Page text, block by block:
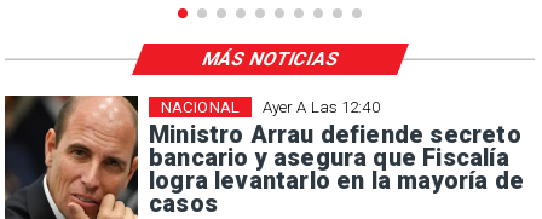
Ayer A Las 12:40
Ministro Arrau defiende secreto
bancario y asegura que Fiscalía
logra levantarlo en la mayoría de
casos
NACIONAL
MÁS NOTICIAS